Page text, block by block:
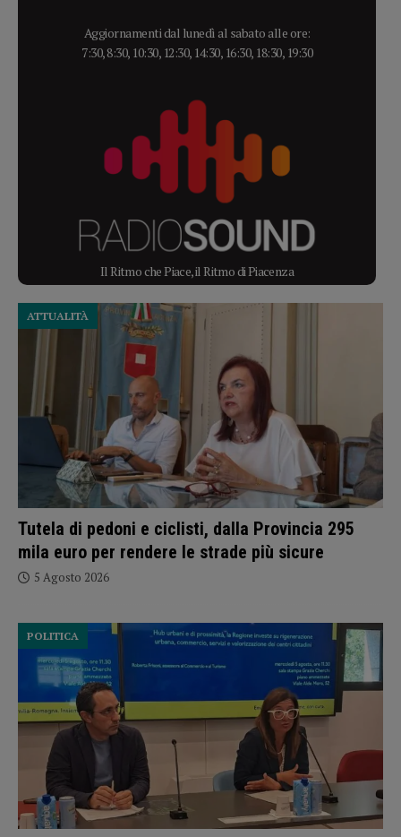
Aggiornamenti dal lunedì al sabato alle ore:
7:30, 8:30, 10:30, 12:30, 14:30, 16:30, 18:30, 19:30
Il Ritmo che Piace, il Ritmo di Piacenza
Tutela di pedoni e ciclisti, dalla Provincia 295
mila euro per rendere le strade più sicure
ATTUALITÀ
5 Agosto 2026
POLITICA